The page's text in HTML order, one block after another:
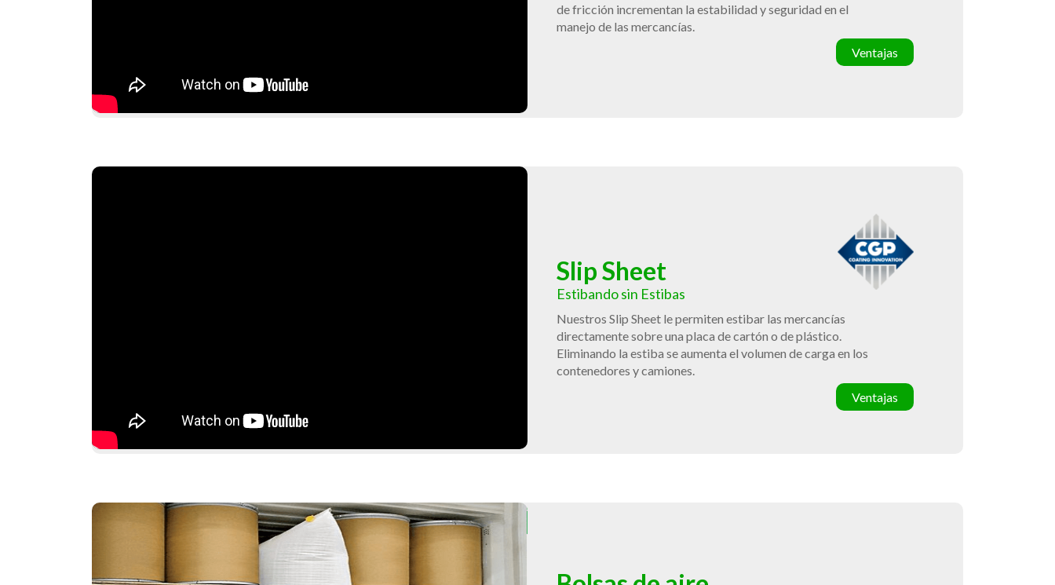
de fricción incrementan la estabilidad y seguridad en el
manejo de las mercancías.
Ventajas
Slip Sheet
Estibando sin Estibas
Nuestros Slip Sheet le permiten estibar las mercancías
directamente sobre una placa de cartón o de plástico.
Eliminando la estiba se aumenta el volumen de carga en los
contenedores y camiones.
Ventajas